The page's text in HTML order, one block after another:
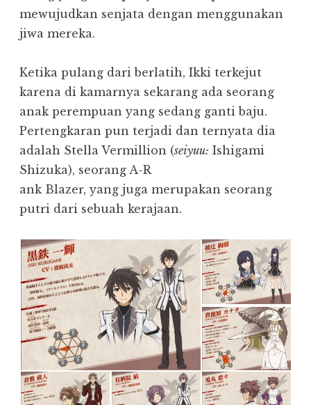
mewujudkan senjata dengan menggunakan
jiwa mereka.
Ketika pulang dari berlatih, Ikki terkejut
karena di kamarnya sekarang ada seorang
anak perempuan yang sedang ganti baju.
Pertengkaran pun terjadi dan ternyata dia
adalah Stella Vermillion (seiyuu: Ishigami
Shizuka), seorang A-R
ank Blazer, yang juga merupakan seorang
putri dari sebuah kerajaan.